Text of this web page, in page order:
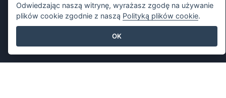
Znajdź nas na
Odwiedzając naszą witrynę, wyrażasz zgodę na używanie
plików cookie zgodnie z naszą Polityką plików cookie.
OK